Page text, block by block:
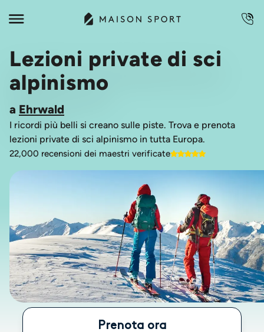
Lezioni private di sci
alpinismo
a Ehrwald
I ricordi più belli si creano sulle piste. Trova e prenota
lezioni private di sci alpinismo in tutta Europa.
22,000 recensioni dei maestri verificate
Prenota ora